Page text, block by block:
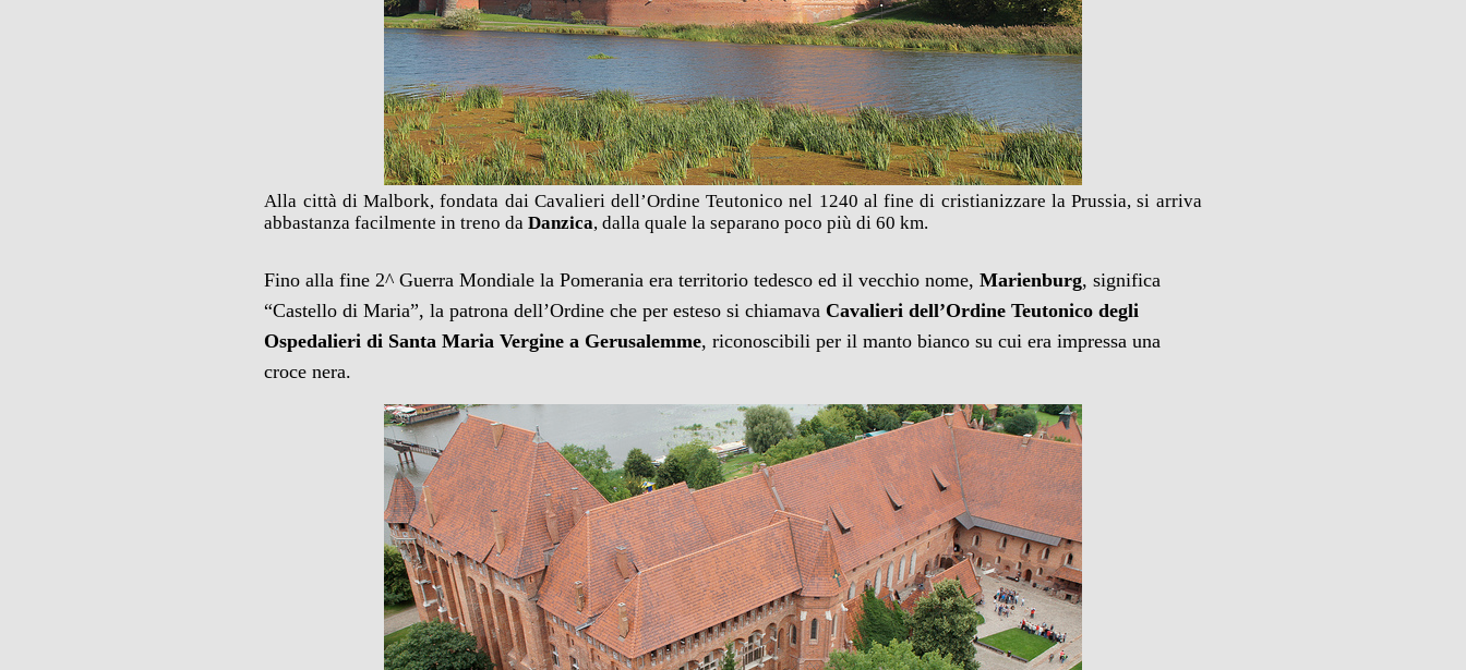
Alla città di Malbork, fondata dai Cavalieri dell’Ordine Teutonico nel 1240 al fine di cristianizzare la Prussia, si arriva
abbastanza facilmente in treno daDanzica, dalla quale la separano poco più di 60 km.
Fino alla fine 2^ Guerra Mondiale la Pomerania era territorio tedesco ed il vecchio nome,Marienburg, significa
“Castello di Maria”, la patrona dell’Ordine che per esteso si chiamava Cavalieri dell’Ordine Teutonico degli
Ospedalieri di Santa Maria Vergine a Gerusalemme, riconoscibili per il manto bianco su cui era impressa una
croce nera.